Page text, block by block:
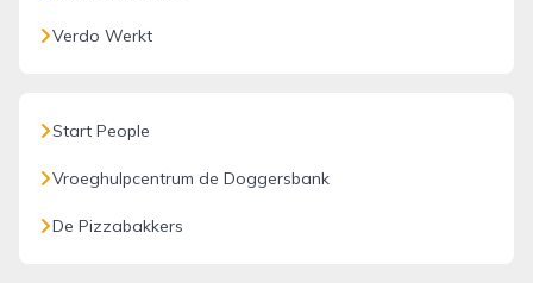
Verdo Werkt
Start People
Vroeghulpcentrum de Doggersbank
De Pizzabakkers